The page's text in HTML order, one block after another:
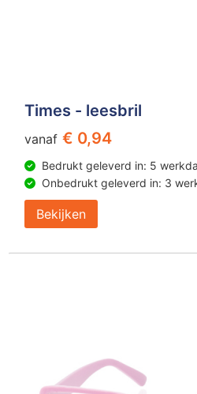
Times - leesbril
vanaf € 0,94
Bedrukt geleverd in: 5
Onbedrukt geleverd in: 3
Bekijken